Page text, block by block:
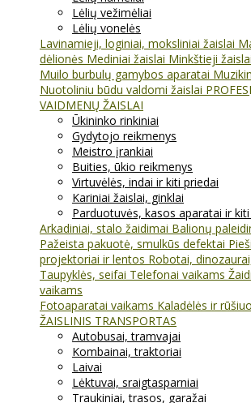
Lėlių vežimėliai
Lėlių vonelės
Lavinamieji, loginiai, moksliniai žaislai
dėlionės Mediniai žaislai Minkštieji
Muilo burbulų gamybos aparatai
Nuotoliniu būdu valdomi žaislai
VAIDMENŲ ŽAISLAI
Ūkininko rinkiniai
Gydytojo reikmenys
Meistro įrankiai
Buities, ūkio reikmenys
Virtuvėlės, indai ir kiti priedai
Kariniai žaislai, ginklai
Parduotuvės, kasos aparatai ir
Arkadiniai, stalo žaidimai Balionų
Pažeista pakuotė, smulkūs defektai
projektoriai ir lentos Robotai,
Taupyklės, seifai Telefonai vaikams
vaikams
Fotoaparatai vaikams Kaladėlės ir
ŽAISLINIS TRANSPORTAS
Autobusai, tramvajai
Kombainai, traktoriai
Laivai
Lėktuvai, sraigtasparniai
Traukiniai, trasos, garažai